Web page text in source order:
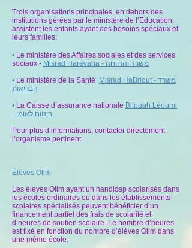
Trois organisations principales, en dehors des
institutions gérées par le ministère de l’Education,
assistent les enfants ayant des besoins spéciaux et
leurs familles:
• Le ministère des Affaires sociales et des services
sociaux - Misrad Harévaha - משרד והרווחה
• Le ministère de la Santé Misrad HaBriout - משרד
הבריאות
• La Caisse d’assurance nationale Bitouah Léoumi
- ביטוח לאומי
Pour plus d’informations, contacter directement
l’organisme pertinent.
Élèves Olim
Les élèves Olim ayant un handicap scolarisés dans
les écoles ordinaires ou dans les établissements
scolaires spécialisés peuvent bénéficier d’un
financement partiel des frais de scolarité et
d’heures de soutien scolaire. Le nombre d’heures
est fixé en fonction du nombre d’élèves Olim dans
une même école.